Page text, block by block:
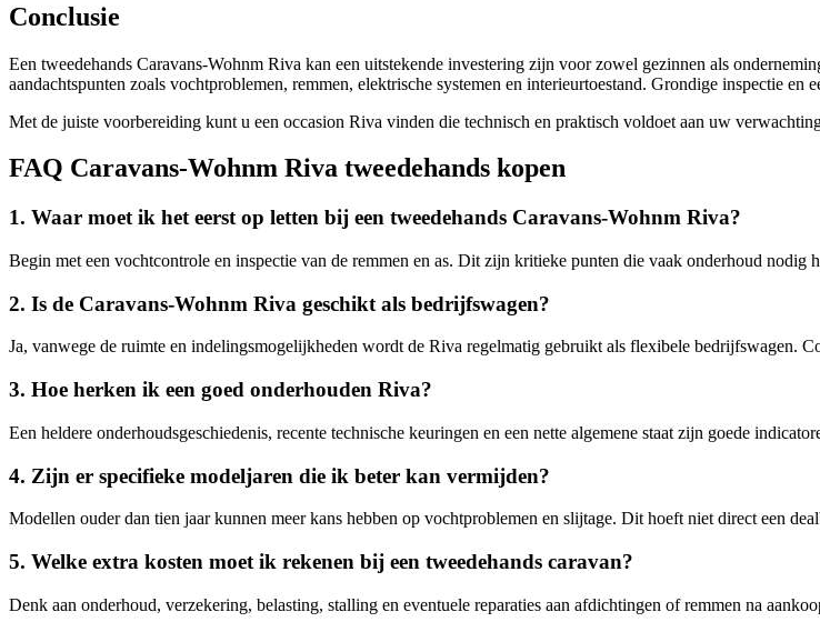
Conclusie
Een tweedehands Caravans-Wohnm Riva kan een uitstekende investering zijn voor zowel gezinnen als
aandachtspunten zoals vochtproblemen, remmen, elektrische systemen en interieurtoestand. Grondige inspectie
Met de juiste voorbereiding kunt u een occasion Riva vinden die technisch en praktisch voldoet aan uw
FAQ Caravans-Wohnm Riva tweedehands kopen
1. Waar moet ik het eerst op letten bij een tweedehands Caravans-Wohnm Riva?
Begin met een vochtcontrole en inspectie van de remmen en as. Dit zijn kritieke punten die vaak onderhoud nodig
2. Is de Caravans-Wohnm Riva geschikt als bedrijfswagen?
Ja, vanwege de ruimte en indelingsmogelijkheden wordt de Riva regelmatig gebruikt als flexibele bedrijfswagen.
3. Hoe herken ik een goed onderhouden Riva?
Een heldere onderhoudsgeschiedenis, recente technische keuringen en een nette algemene staat zijn goede
4. Zijn er specifieke modeljaren die ik beter kan vermijden?
Modellen ouder dan tien jaar kunnen meer kans hebben op vochtproblemen en slijtage. Dit hoeft niet direct een
5. Welke extra kosten moet ik rekenen bij een tweedehands caravan?
Denk aan onderhoud, verzekering, belasting, stalling en eventuele reparaties aan afdichtingen of remmen na